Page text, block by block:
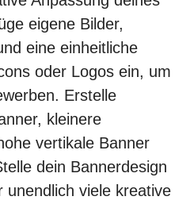
eigene Bilder,
eine einheitliche
oder Logos ein, um
Erstelle
kleinere
vertikale Banner
dein Bannerdesign
unendlich viele kreative